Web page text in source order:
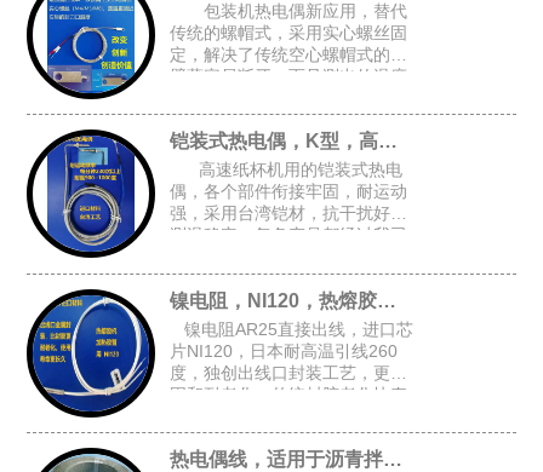
包装机热电偶新应用，替代
传统的螺帽式，采用实心螺丝固
定，解决了传统空心螺帽式的牙
壁薄容易断牙，而且测出的温度
的锁孔，安装空间要求小，适合
包装设备的加热磨具，热封刀铠装式热电偶，K型，高速纸杯机K型偶
高速纸杯机用的铠装式热电
偶，各个部件衔接牢固，耐运动
强，采用台湾铠材，抗干扰好，
测温稳定，每条产品都经过我司
检测，确保每条产品都是完好的
才能出厂
镍电阻，NI120，热熔胶机胶管感温头
镍电阻AR25直接出线，进口芯
片NI120，日本耐高温引线260
度，独创出线口封装工艺，更牢
固和耐老化，传统封胶老化快寿
5*30，4*30
热电偶线，适用于沥青拌热再生设备